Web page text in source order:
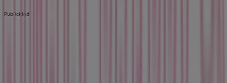
Publicidad